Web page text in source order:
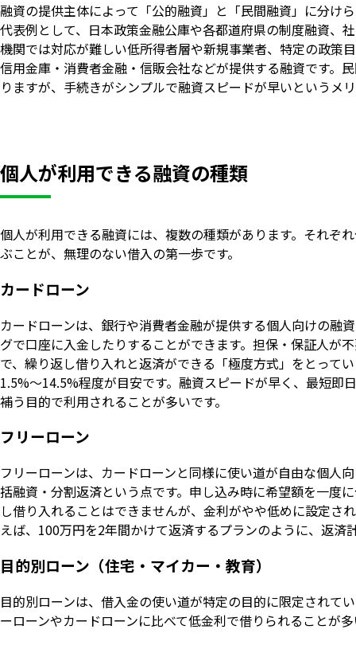
融資の提供主体によって「公的融資」と「民間融資」に分け
代表例として、日本政策金融公庫や各都道府県の制度融資、
機関では対応が難しい低所得者層や新規事業者、特定の政策
信用金庫・消費者金融・信販会社などが提供する融資です。
りますが、手続きがシンプルで融資スピードが早いというメ
個人が利用できる融資の種類
個人が利用できる融資には、複数の種類があります。それぞ
ぶことが、無理のない借入の第一歩です。
カードローン
カードローンは、銀行や消費者金融が提供する個人向けの融
グで口座に入金したりすることができます。担保・保証人が
で、繰り返し借り入れと返済ができる「極度方式」をとって
1.5%〜14.5%程度が目安です。融資スピードが早く、最短即
補う目的で利用されることが多いです。
フリーローン
フリーローンは、カードローンと同様に使い道が自由な個人
括融資・分割返済という点です。申し込み時に希望額を一度
し借り入れることはできませんが、金利がやや低めに設定さ
えば、100万円を2年間かけて返済するプランのように、返済
目的別ローン（住宅・マイカー・教育）
目的別ローンは、借入金の使い道が特定の目的に限定されて
ーローンやカードローンに比べて低金利で借りられることが